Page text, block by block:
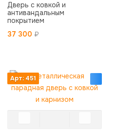
Дверь с ковкой и
антивандальным
покрытием
37 300 ₽
Арт: 451